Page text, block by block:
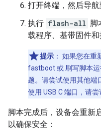
打开终端，然后导航
执行 flash-all 脚
载程序、基带固件和
提示 ： 如果您在重
fastboot 或 刷写脚本运
题。请尝试使用其他端
使用 USB C 端口，请尝
脚本完成后，设备会重新
以确保安全：